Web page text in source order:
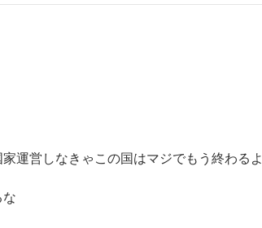
運営しなきゃこの国はマジでもう終わるよ